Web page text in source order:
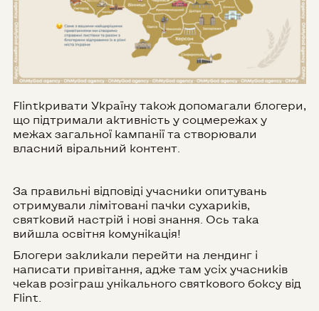
Flintкривати Україну також допомагали блогери,
що підтримали активність у соцмережах у
межах загальної кампанії та створювали
власний віральний контент.
За правильні відповіді учасники опитувань
отримували лімітовані пачки сухариків,
святковий настрій і нові знання. Ось така
вийшла освітня комунікація!
Блогери закликали перейти на лендинг і
написати привітання, адже там усіх учасників
чекав розіграш унікального святкового боксу від
Flint.